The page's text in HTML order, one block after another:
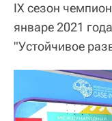
IX сезон
январе 2021
"Устойчивое